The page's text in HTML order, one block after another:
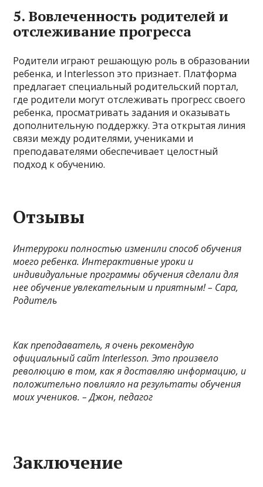
5. Вовлеченность родителей и
отслеживание прогресса
Родители играют решающую роль в образовании
ребенка, и Interlesson это признает. Платформа
предлагает специальный родительский портал,
где родители могут отслеживать прогресс своего
ребенка, просматривать задания и оказывать
дополнительную поддержку. Эта открытая линия
связи между родителями, учениками и
преподавателями обеспечивает целостный
подход к обучению.
Отзывы
Интеруроки полностью изменили способ обучения
моего ребенка. Интерактивные уроки и
индивидуальные программы обучения сделали для
нее обучение увлекательным и приятным! – Сара,
Родитель
Как преподаватель, я очень рекомендую
официальный сайт Interlesson. Это произвело
революцию в том, как я доставляю информацию, и
положительно повлияло на результаты обучения
моих учеников. – Джон, педагог
Заключение